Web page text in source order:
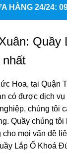
HÀNG 24/24:
Quầy
Hoa, tại Quận
có được dịch
chúng tôi
Quầy chúng tôi
cho mọi vấn đề
Lắp Ổ Khoá